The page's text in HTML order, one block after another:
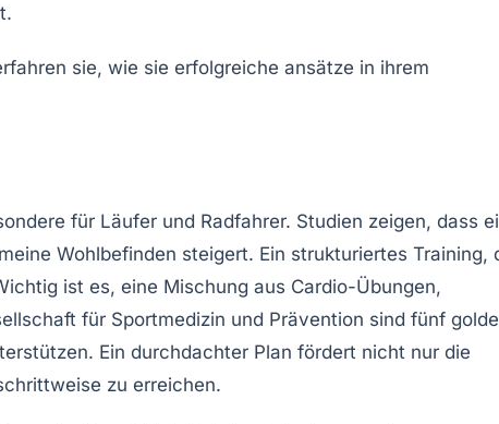
für Läufer und Radfahrer. Studien zeigen, dass
Wohlbefinden steigert. Ein strukturiertes Training,
ist es, eine Mischung aus Cardio-Übungen,
für Sportmedizin und Prävention sind fünf
Ein durchdachter Plan fördert nicht nur die
zu erreichen.